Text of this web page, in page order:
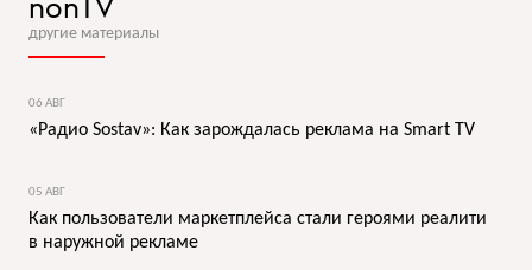
nonTV
другие материалы
06 АВГ
«Радио Sostav»: Как зарождалась реклама на Smart TV
05 АВГ
Как пользователи маркетплейса стали героями реалити
в наружной рекламе